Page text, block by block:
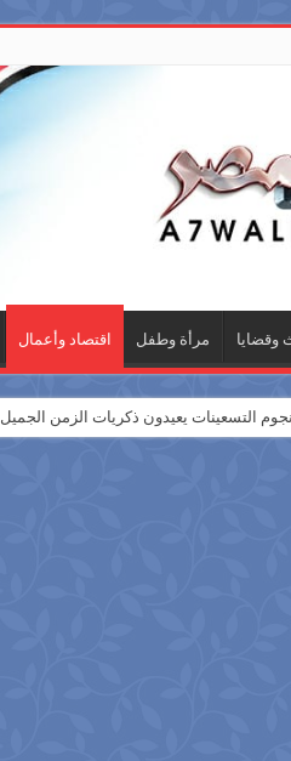
وقضايا مرأة وطفل اقتصاد وأعمال
التسعينات يعيدون ذكريات الزمن الجميل